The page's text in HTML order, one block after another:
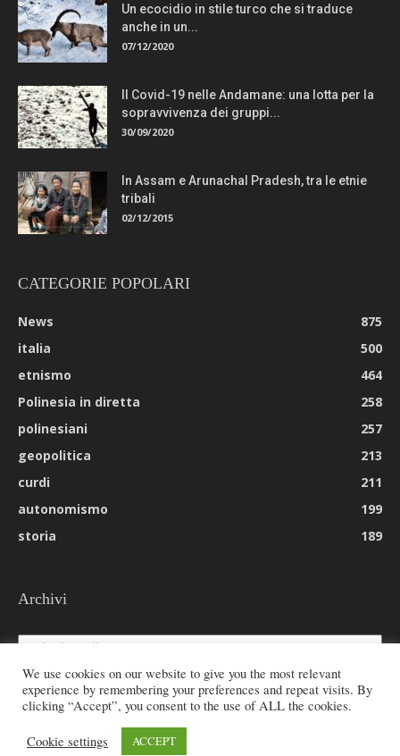
Un ecocidio in stile turco che si traduce
anche in un...
07/12/2020
Il Covid-19 nelle Andamane: una lotta per la
sopravvivenza dei gruppi...
30/09/2020
In Assam e Arunachal Pradesh, tra le etnie
tribali
02/12/2015
CATEGORIE POPOLARI
News
875
italia
500
etnismo
464
Polinesia in diretta
258
polinesiani
257
geopolitica
213
curdi
211
autonomismo
199
storia
189
Archivi
Archivi
© 2026 All rights reserved - Etnie -
We use cookies on our website to give you the most relevant
experience by remembering your preferences and repeat visits. By
clicking “Accept”, you consent to the use of ALL the cookies.
Cookie settings ACCEPT